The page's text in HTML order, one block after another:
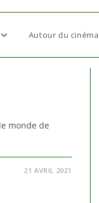
Autour du cinéma
monde de
21 AVRIL 2021